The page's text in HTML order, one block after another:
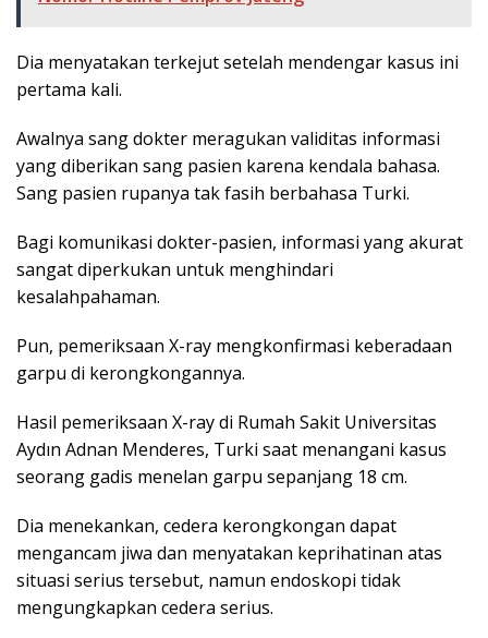
Dia menyatakan terkejut setelah mendengar kasus ini
pertama kali.
Awalnya sang dokter meragukan validitas informasi
yang diberikan sang pasien karena kendala bahasa.
Sang pasien rupanya tak fasih berbahasa Turki.
Bagi komunikasi dokter-pasien, informasi yang akurat
sangat diperkukan untuk menghindari
kesalahpahaman.
Pun, pemeriksaan X-ray mengkonfirmasi keberadaan
garpu di kerongkongannya.
Hasil pemeriksaan X-ray di Rumah Sakit Universitas
Aydın Adnan Menderes, Turki saat menangani kasus
seorang gadis menelan garpu sepanjang 18 cm.
Dia menekankan, cedera kerongkongan dapat
mengancam jiwa dan menyatakan keprihatinan atas
situasi serius tersebut, namun endoskopi tidak
mengungkapkan cedera serius.